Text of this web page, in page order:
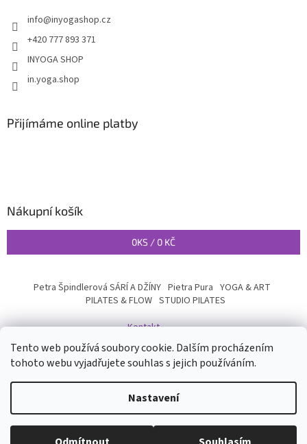
Tento web používá soubory cookie. Dalším procházením
tohoto webu vyjadřujete souhlas s jejich používáním.
Nastavení
info@inyogashop.cz
+420 777 893 371
INYOGA SHOP
in.yoga.shop
Přijímáme online platby
Nákupní košík
0KS / 0 KČ
Petra Špindlerová SÁRÍ A DŽÍNY Pietra Pura YOGA & ART
PILATES & FLOW STUDIO PILATES
Kontakt
Copyright 2026INYOGA SHOP. Všechna práva vyhrazena.Upravit